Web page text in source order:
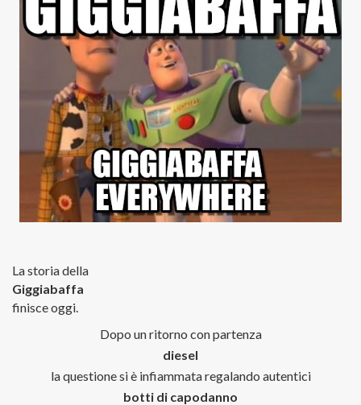
La storia della
Giggiabaffa
finisce oggi.
Dopo un ritorno con partenza
diesel
la questione si è infiammata regalando autentici
botti di capodanno